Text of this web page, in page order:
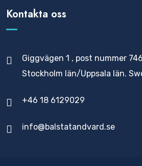
Kontakta oss
Giggvägen 1 , post nummer
Stockholm län/Uppsala län.
+46 18 6129029
info@balstatandvard.se